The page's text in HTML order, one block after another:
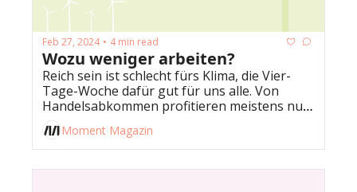
Feb 27, 2024 • 4 min read
Wozu weniger arbeiten?
Reich sein ist schlecht fürs Klima, die Vier-
Tage-Woche dafür gut für uns alle. Von
Handelsabkommen profitieren meistens nur
wenige, die eh schon viel haben.
Moment Magazin